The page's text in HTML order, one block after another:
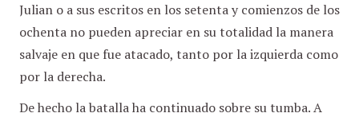
Julian o a sus escritos en los setenta y comienzos de los
ochenta no pueden apreciar en su totalidad la manera
salvaje en que fue atacado, tanto por la izquierda como
por la derecha.
De hecho la batalla ha continuado sobre su tumba. A